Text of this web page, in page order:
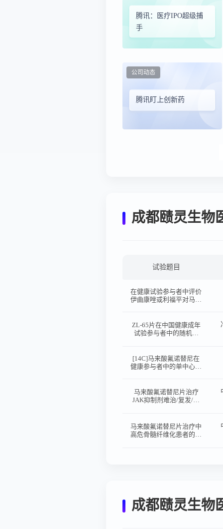
腾讯：医疗IPO超级捕
手
腾讯盯上创新药
公司动态
成都赜灵生物
试验题目
在健康试验参与者中评价
伊曲康唑或利福平对马来
放、固定序列药物相互作
用临床研究
ZL-65片在中国健康成年
试验参与者中的随机双
安全耐受性、药代动力学
和初步药效动力学、食物
[14C]马来酸氟诺替尼在
健康参与者中的单中心、
马来酸氟诺替尼片治疗
JAK抑制剂难治/复发/不
单臂、开放、多中心的
IIb期临床试验
马来酸氟诺替尼片治疗中
高危骨髓纤维化患者的有
成都赜灵生物